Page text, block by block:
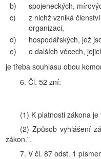
b)
spojeneckých,
c)
z nichž vzniká
organizaci,
d)
hospodářských, jež
e)
o dalších věcech,
je třeba souhlasu obou
6. Čl. 52 zní:
(1) K platnosti zákona
(2) Způsob vyhlášení
zákon.".
7. V čl. 87 odst. 1